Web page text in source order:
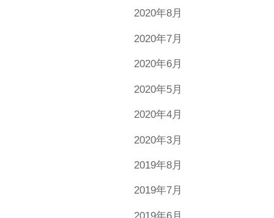
2020年8月
2020年7月
2020年6月
2020年5月
2020年4月
2020年3月
2019年8月
2019年7月